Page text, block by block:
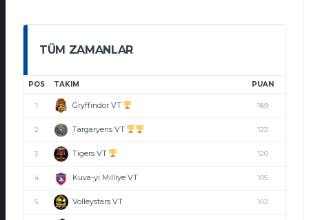
TÜM ZAMANLAR
POS TAKIM PUAN
1 Gryffindor VT 189
2 Targaryens VT 123
3 Tigers VT 120
4 Kuva-yi Milliye VT 105
5 Volleystars VT 102